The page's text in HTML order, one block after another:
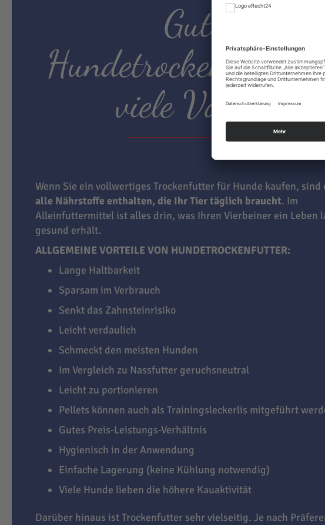
Gutes
Hundetrockenfutter
viele Vorteile
Wenn Sie ein vollwertiges Trockenfutter für Hunde kaufen, sind
alle Nährstoffe enthalten, die Ihr Tier täglich braucht. Im
Alleinfuttermittel ist alles drin, was Ihren Vierbeiner ein Leben
gesund erhält.
ALLGEMEINE VORTEILE VON HUNDETROCKENFUTTER:
Lange Haltbarkeit
Sparsam im Verbrauch
Senkt das Zahnsteinrisiko
Leicht verdaulich
Schmeckt den meisten Hunden
Im Vergleich zu Nassfutter geruchsneutral
Leicht zu portionieren
Pellets können auch als Trainingsleckerlis mitgeführt
Gutes Preis-Leistungs-Verhältnis
Hygienisch in der Anwendung
Einfache Lagerung (keine Kühlung notwendig)
Viele Hunde lieben die höhere Kauaktivität
Darüber hinaus ist Trockenfutter sehr vielseitig. Je nach